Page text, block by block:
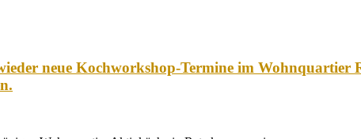
neue Kochworkshop-Termine im